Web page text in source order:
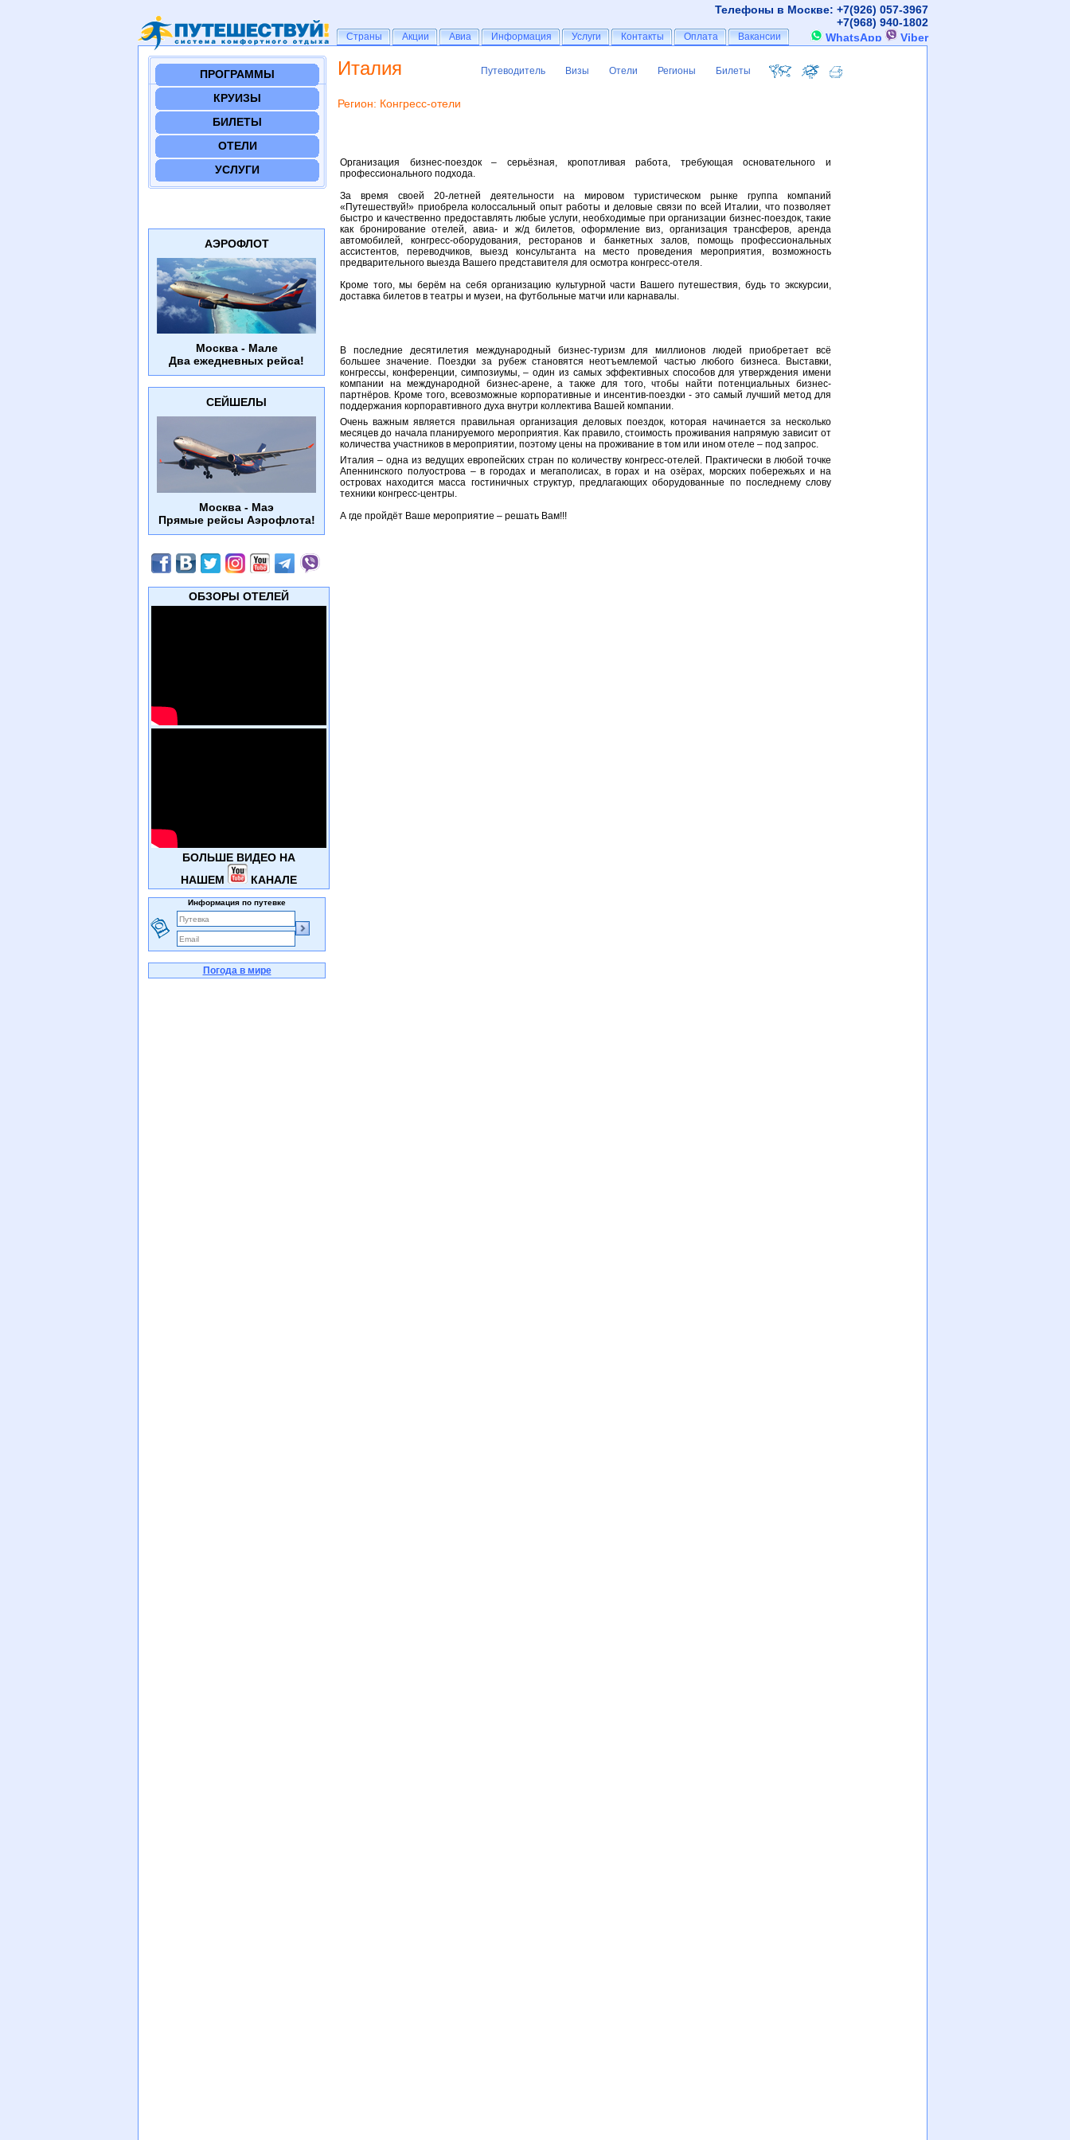
Италия Путеводитель
Путеводитель Визы
Визы Отели
Отели Регионы
Регионы Билеты
Билеты
Регион: Конгресс-отели
Организация бизнес-поездок – серьёзная, кропотливая работа, требующая основательного и
профессионального подхода.
За время своей 20-летней деятельности на мировом туристическом рынке группа компаний
«Путешествуй!» приобрела колоссальный опыт работы и деловые связи по всей Италии, что позволяет
быстро и качественно предоставлять любые услуги, необходимые при организации бизнес-поездок, такие
как бронирование отелей, авиа- и ж/д билетов, оформление виз, организация трансферов, аренда
автомобилей, конгресс-оборудования, ресторанов и банкетных залов, помощь профессиональных
ассистентов, переводчиков, выезд консультанта на место проведения мероприятия, возможность
предварительного выезда Вашего представителя для осмотра конгресс-отеля.
Кроме того, мы берём на себя организацию культурной части Вашего путешествия, будь то экскурсии,
доставка билетов в театры и музеи, на футбольные матчи или карнавалы.
В последние десятилетия международный бизнес-туризм для миллионов людей приобретает всё
большее значение. Поездки за рубеж становятся неотъемлемой частью любого бизнеса. Выставки,
конгрессы, конференции, симпозиумы, – один из самых эффективных способов для утверждения имени
компании на международной бизнес-арене, а также для того, чтобы найти потенциальных бизнес-
партнёров. Кроме того, всевозможные корпоративные и инсентив-поездки - это самый лучший метод для
поддержания корпоравтивного духа внутри коллектива Вашей компании.
Очень важным является правильная организация деловых поездок, которая начинается за несколько
месяцев до начала планируемого мероприятия. Как правило, стоимость проживания напрямую зависит от
количества участников в мероприятии, поэтому цены на проживание в том или ином отеле – под запрос.
Италия – одна из ведущих европейских стран по количеству конгресс-отелей. Практически в любой точке
Апеннинского полуострова – в городах и мегаполисах, в горах и на озёрах, морских побережьях и на
островах находится масса гостиничных структур, предлагающих оборудованные по последнему слову
техники конгресс-центры.
А где пройдёт Ваше мероприятие – решать Вам!!!
ПРОГРАММЫ
КРУИЗЫ
БИЛЕТЫ
ОТЕЛИ
УСЛУГИ
АЭРОФЛОТ
Москва - Мале
Два ежедневных рейса!
СЕЙШЕЛЫ
Москва - Маэ
Прямые рейсы Аэрофлота!
ОБЗОРЫ ОТЕЛЕЙ
БОЛЬШЕ ВИДЕО НА
НАШЕМ
КАНАЛЕ
Информация по путевке
Погода в мире
Телефоны в Москве: +7(926) 057-3967
+7(968) 940-1802
WhatsApp
Viber
Страны
Страны Акции
Акции Авиа
Авиа Информация
Информация Услуги
Услуги Контакты
Контакты Оплата
Оплата Вакансии
Вакансии